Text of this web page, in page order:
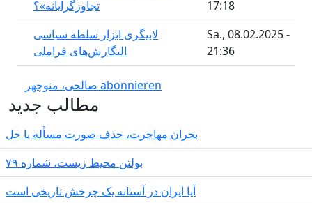
تجاوزگرایانه»؟
17:18
لابیگری ابزار سلطه سیاسی
الیگارش‌های فراملی
Sa., 08.02.2025 -
21:36
صالحی، منوچهر abonnieren
مطالب جدید
بحران مهاجرت‌، حذف صورت مسأله یا حل
بولتن محیط زیست، شماره ۷۹
آیا ایران در آستانه یک چرخش تاریخی است